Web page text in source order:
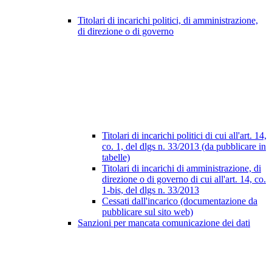
Titolari di incarichi politici, di amministrazione,
di direzione o di governo
Titolari di incarichi politici di cui all'art. 14,
co. 1, del dlgs n. 33/2013 (da pubblicare in
tabelle)
Titolari di incarichi di amministrazione, di
direzione o di governo di cui all'art. 14, co.
1-bis, del dlgs n. 33/2013
Cessati dall'incarico (documentazione da
pubblicare sul sito web)
Sanzioni per mancata comunicazione dei dati